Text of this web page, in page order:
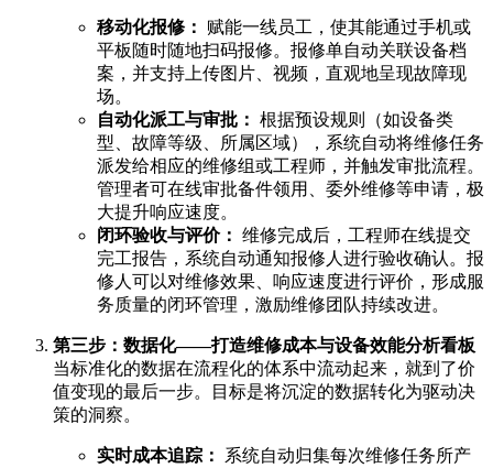
移动化报修：
赋能一线员工，使其能通过手机或
平板随时随地扫码报修。报修单自动关联设备档
案，并支持上传图片、视频，直观地呈现故障现
场。
自动化派工与审批： 根据预设规则（如设备类
型、故障等级、所属区域），系统自动将维修任务
派发给相应的维修组或工程师，并触发审批流程。
管理者可在线审批备件领用、委外维修等申请，极
大提升响应速度。
闭环验收与评价： 维修完成后，工程师在线提交
完工报告，系统自动通知报修人进行验收确认。报
修人可以对维修效果、响应速度进行评价，形成服
务质量的闭环管理，激励维修团队持续改进。
第三步：数据化——打造维修成本与设备效能分析看板
当标准化的数据在流程化的体系中流动起来，就到了价
值变现的最后一步。目标是将沉淀的数据转化为驱动决
策的洞察。
实时成本追踪：
系统自动归集每次维修任务所产